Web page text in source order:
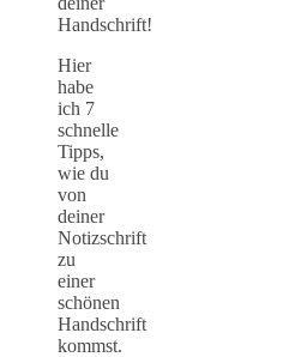
Handschrift!
Hier
habe
ich 7
schnelle
Tipps,
wie du
von
deiner
Notizschrift
zu
einer
schönen
Handschrift
kommst.